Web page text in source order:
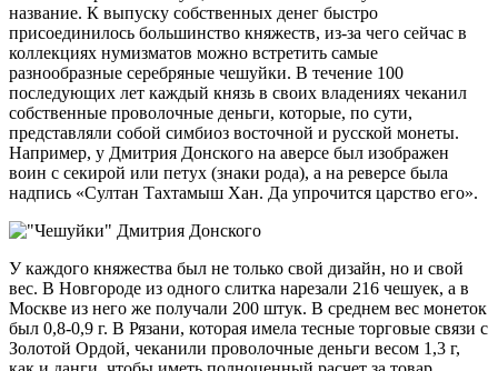
название. К выпуску собственных денег быстро
присоединилось большинство княжеств, из-за чего сейчас в
коллекциях нумизматов можно встретить самые
разнообразные серебряные чешуйки. В течение 100
последующих лет каждый князь в своих владениях чеканил
собственные проволочные деньги, которые, по сути,
представляли собой симбиоз восточной и русской монеты.
Например, у Дмитрия Донского на аверсе был изображен
воин с секирой или петух (знаки рода), а на реверсе была
надпись «Султан Тахтамыш Хан. Да упрочится царство его».
У каждого княжества был не только свой дизайн, но и свой
вес. В Новгороде из одного слитка нарезали 216 чешуек, а в
Москве из него же получали 200 штук. В среднем вес монеток
был 0,8-0,9 г. В Рязани, которая имела тесные торговые связи с
Золотой Ордой, чеканили проволочные деньги весом 1,3 г,